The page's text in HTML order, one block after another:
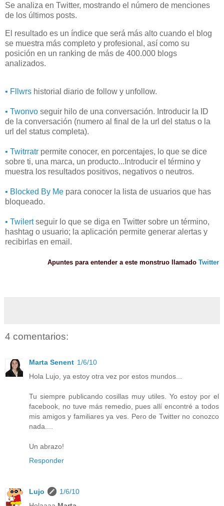
Se analiza en Twitter, mostrando el número de menciones
de los últimos posts.
El resultado es un índice que será más alto cuando el blog
se muestra más completo y profesional, así como su
posición en un ranking de más de 400.000 blogs
analizados.
• Fllwrs historial diario de follow y unfollow.
• Twonvo seguir hilo de una conversación. Introducir la ID
de la conversación (numero al final de la url del status o la
url del status completa).
• Twitrratr permite conocer, en porcentajes, lo que se dice
sobre ti, una marca, un producto...Introducir el término y
muestra los resultados positivos, negativos o neutros.
• Blocked By Me para conocer la lista de usuarios que has
bloqueado.
• Twilertseguir lo que se diga en Twitter sobre un término,
hashtag o usuario; la aplicación permite generar alertas y
recibirlas en email.
Apuntes para entender a este monstruo llamado Twitter
4 comentarios:
Marta Senent 1/6/10
Hola Lujo, ya estoy otra vez por estos mundos...
Tu siempre publicando cosillas muy utiles. Yo estoy por el
facebook, no tuve más remedio, pues allí encontré a todos
mis amigos y familiares ya ves. Pero de Twitter no conozco
nada....
Un abrazo!
Responder
Lujo
1/6/10